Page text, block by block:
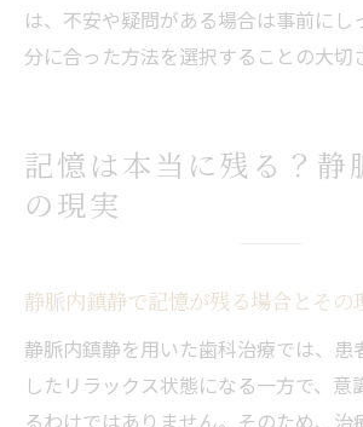
は、不安や疑問がある場合は事前にし
分に合った方法を選択することの大切
記憶は本当に残る？静
の現実
静脈内鎮静で記憶が残る場合とその
静脈内鎮静を用いた歯科治療では、患
したリラックス状態になる一方で、意
るわけではありません。そのため、治